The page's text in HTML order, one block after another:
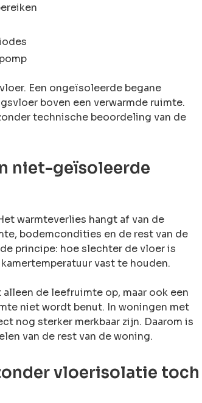
Een ongeïsoleerde begane
boven een verwarmde ruimte.
technische beoordeling van de
niet-geïsoleerde
warmteverlies hangt af van de
bodemcondities en de rest van de
principe: hoe slechter de vloer is
vast te houden.
de leefruimte op, maar ook een
niet wordt benut. In woningen met
nog sterker merkbaar zijn. Daarom is
van de rest van de woning.
vloerisolatie toch